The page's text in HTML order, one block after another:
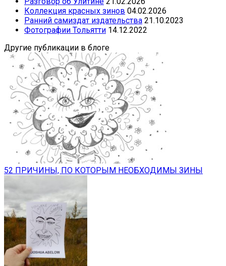
Коллекция красных зинов 04.02.2026
Ранний самиздат издательства 21.10.2023
Фотографии Тольятти 14.12.2022
Другие публикации в блоге
52 ПРИЧИНЫ, ПО КОТОРЫМ НЕОБХОДИМЫ ЗИНЫ